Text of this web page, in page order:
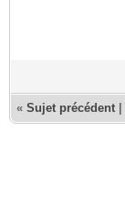
« Sujet précédent